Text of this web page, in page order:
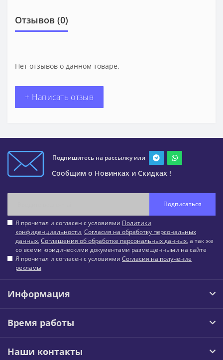
Отзывов (0)
Нет отзывов о данном товаре.
+ Написать отзыв
Подпишитесь на рассылку или
Сообщим о Новинках и Скидках !
Подписаться
Я прочитал и согласен с условиями Политики
конфиденциальности, Согласия на обработку персональных
данных, Соглашения об обработке персональных данных, а так же
со всеми юридическими документами размещенными на сайте
Я прочитал и согласен с условиями Согласия на получение
рекламы
Информация
Время работы
Наши контакты